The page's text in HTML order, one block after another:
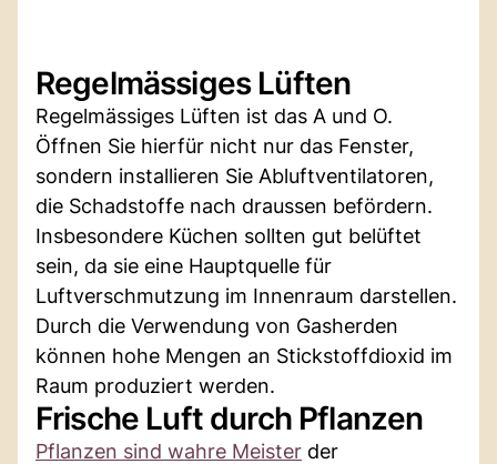
Regelmässiges Lüften
Regelmässiges Lüften ist das A und O.
Öffnen Sie hierfür nicht nur das Fenster,
sondern installieren Sie Abluftventilatoren,
die Schadstoffe nach draussen befördern.
Insbesondere Küchen sollten gut belüftet
sein, da sie eine Hauptquelle für
Luftverschmutzung im Innenraum darstellen.
Durch die Verwendung von Gasherden
können hohe Mengen an Stickstoffdioxid im
Raum produziert werden.
Frische Luft durch Pflanzen
Pflanzen sind wahre Meister der